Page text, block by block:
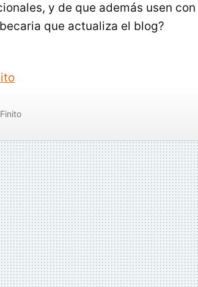
y de que además usen con
que actualiza el blog?